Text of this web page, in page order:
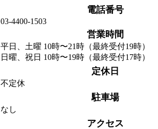
電話番号
03-4400-1503
営業時間
平日、土曜 10時〜21時（最終受付19時）
日曜、祝日 10時〜19時（最終受付17時）
定休日
不定休
駐車場
なし
アクセス